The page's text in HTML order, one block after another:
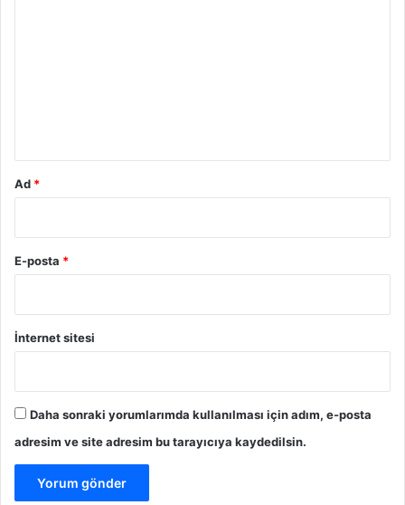
Ad *
E-posta *
İnternet sitesi
Daha sonraki yorumlarımda kullanılması için adım, e-posta
adresim ve site adresim bu tarayıcıya kaydedilsin.